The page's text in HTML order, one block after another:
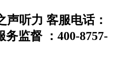
声听力 客服电话：
务监督 ：400-8757-